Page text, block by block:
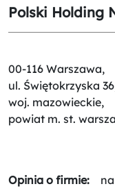
Polski Holding
00-116 Warszawa,
ul. Świętokrzyska
woj. mazowieckie,
powiat m. st.
Opinia o firmie: